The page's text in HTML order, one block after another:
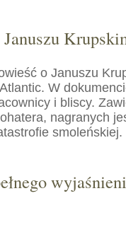
o Januszu
W
i bliscy.
nagranych
smoleńskiej.